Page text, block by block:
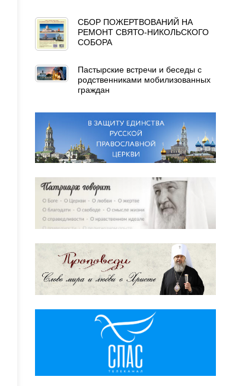
СБОР ПОЖЕРТВОВАНИЙ НА
РЕМОНТ СВЯТО-НИКОЛЬСКОГО
СОБОРА
Пастырские встречи и беседы с
родственниками мобилизованных
граждан